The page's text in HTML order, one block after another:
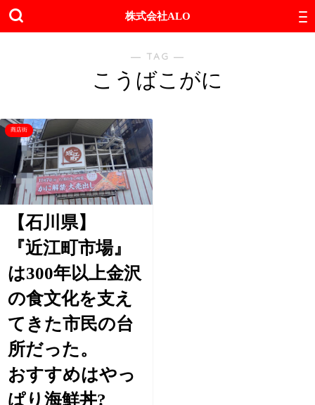
株式会社ALO
― TAG ―
こうばこがに
商店街
【石川県】
『近江町市場』
は300年以上金沢
の食文化を支え
てきた市民の台
所だった。
おすすめはやっ
ぱり海鮮丼?